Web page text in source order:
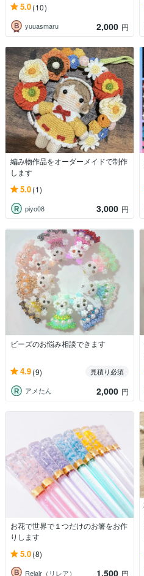
5.0(10)
yuuasmaru 2,000 円
編み物作品をオーダーメイドで制作
します
5.0(1)
piyo08 3,000 円
ビーズのお悩み相談できます
4.9(9)
見積り必須
アメたん
2,000 円
お花で世界で１つだけのお箸をお作
りします
5.0(8)
Relair（リレア） 1,500 円